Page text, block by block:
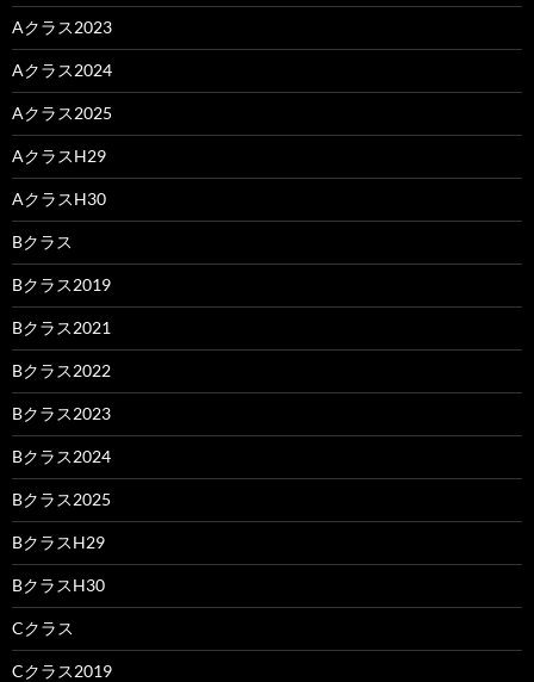
Aクラス2023
Aクラス2024
Aクラス2025
AクラスH29
AクラスH30
Bクラス
Bクラス2019
Bクラス2021
Bクラス2022
Bクラス2023
Bクラス2024
Bクラス2025
BクラスH29
BクラスH30
Cクラス
Cクラス2019